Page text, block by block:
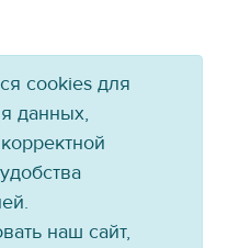
cookies для
данных,
наш сайт,